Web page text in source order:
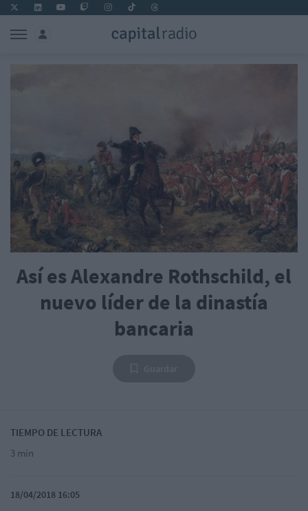
Así es Alexandre Rothschild, el
nuevo líder de la dinastía
bancaria
TIEMPO DE LECTURA
3 min
18/04/2018 16:05